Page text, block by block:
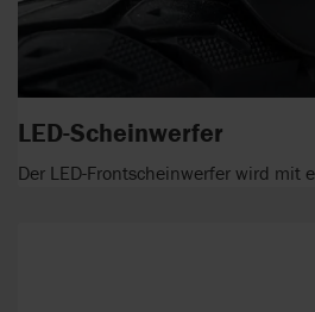
LED-Scheinwerfer
Der LED-Frontscheinwerfer wird mit